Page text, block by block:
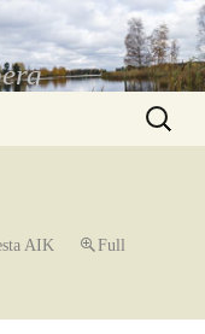
Sök
efter:
AIK
Full